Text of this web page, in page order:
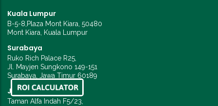
Kuala Lumpur
B-5-8,Plaza Mont Kiara, 50480
Mont Kiara, Kuala Lumpur
Surabaya
Ruko Rich Palace R25,
Jl. Mayjen Sungkono 149-151
Surabaya, Jawa Timur 60189
Jakarta
Taman Alfa Indah F5/23,